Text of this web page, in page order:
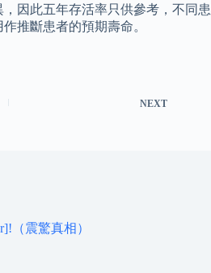
因此五年存活率只供參考，不同患
推斷患者的預期壽命。
NEXT
（震驚真相）